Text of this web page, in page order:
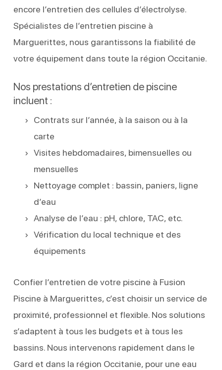
encore l’entretien des cellules d’électrolyse.
Spécialistes de l’entretien piscine à
Marguerittes, nous garantissons la fiabilité de
votre équipement dans toute la région Occitanie.
Nos prestations d’entretien de piscine
incluent :
Contrats sur l’année, à la saison ou à la
carte
Visites hebdomadaires, bimensuelles ou
mensuelles
Nettoyage complet : bassin, paniers, ligne
d’eau
Analyse de l’eau : pH, chlore, TAC, etc.
Vérification du local technique et des
équipements
Confier l’entretien de votre piscine à Fusion
Piscine à Marguerittes, c’est choisir un service de
proximité, professionnel et flexible. Nos solutions
s’adaptent à tous les budgets et à tous les
bassins. Nous intervenons rapidement dans le
Gard et dans la région Occitanie, pour une eau